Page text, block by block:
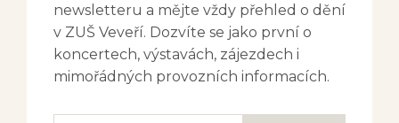
newsletteru a mějte vždy přehled o dění
v ZUŠ Veveří. Dozvíte se jako první o
koncertech, výstavách, zájezdech i
mimořádných provozních informacích.